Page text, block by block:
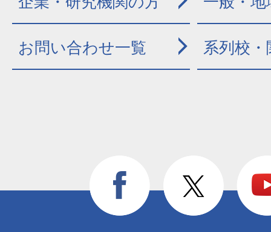
お問い合わせ一覧 系列校